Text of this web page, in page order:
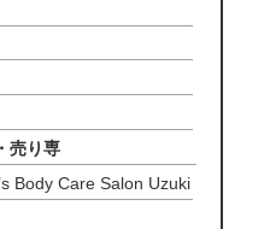
売り専
Body Care Salon Uzuki